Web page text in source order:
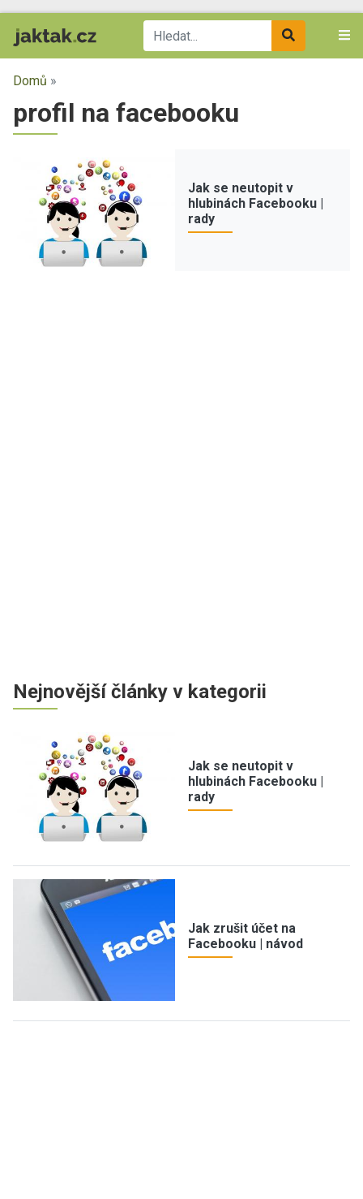
Domů »
profil na facebooku
Jak se neutopit v
hlubinách Facebooku |
rady
Nejnovější články v kategorii
Jak se neutopit v
hlubinách Facebooku |
rady
Jak zrušit účet na
Facebooku | návod